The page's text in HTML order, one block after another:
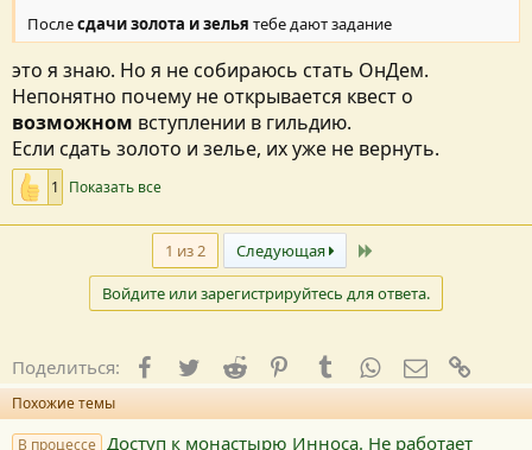
Послесдачи золота и зелья тебе дают задание
это я знаю. Но я не собираюсь стать ОнДем.
Непонятно почему не открывается квест о
возможном вступлении в гильдию.
Если сдать золото и зелье, их уже не вернуть.
1 Показать все
1 из 2 Следующая
Войдите или зарегистрируйтесь для ответа.
Поделиться: Facebook
TwitterReddit PinterestTumblrWhatsApp
E-mail
Похожие темы
В процессе Доступ к монастырю Инноса. Не работает